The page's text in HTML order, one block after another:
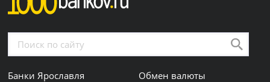
Банки Ярославля
Обмен валюты